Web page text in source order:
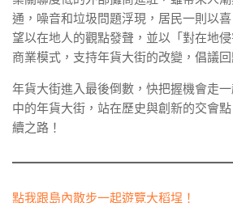
通，噪音和垃圾問題浮現，居民一則以
望以在地人的觀點發聲，並以「對在地
商業模式，支持年貨大街的改變，倡議
年貨大街進入最後倒數，快把握機會走
中的年貨大街，站在歷史與創新的交會
續之路！
點我跟島內散步一起遊覽大稻埕！